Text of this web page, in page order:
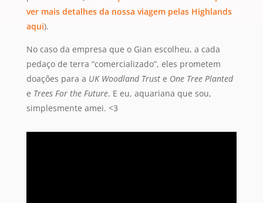
ver mais detalhes da nossa viagem pelas Highlands
aqui).
No caso da empresa que o Gian escolheu, a cada
pedaço de terra “comercializado”, eles prometem
doações para a UK Woodland Truste One Tree Planted
e Trees For the Future. E eu, aquariana que sou,
simplesmente amei. <3